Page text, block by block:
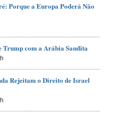
Porque a Europa Poderá Não
Trump com a Arábia Saudita
Rejeitam o Direito de Israel